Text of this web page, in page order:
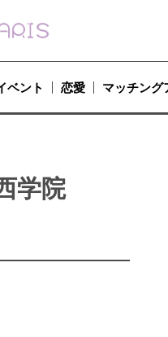
ベント 恋愛 マッチング
学院